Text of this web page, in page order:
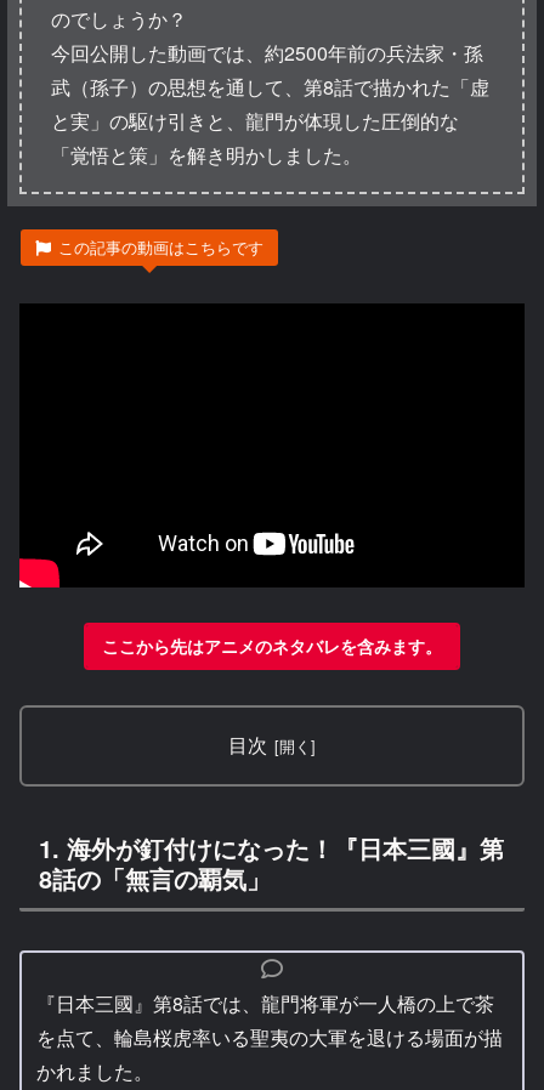
のでしょうか？
今回公開した動画では、約2500年前の兵法家・孫
武（孫子）の思想を通して、第8話で描かれた「虚
と実」の駆け引きと、龍門が体現した圧倒的な
「覚悟と策」を解き明かしました。
この記事の動画はこちらです
ここから先はアニメのネタバレを含みます。
目次
1. 海外が釘付けになった！『日本三國』第
8話の「無言の覇気」
『日本三國』第8話では、龍門将軍が一人橋の上で茶
を点て、輪島桜虎率いる聖夷の大軍を退ける場面が描
かれました。